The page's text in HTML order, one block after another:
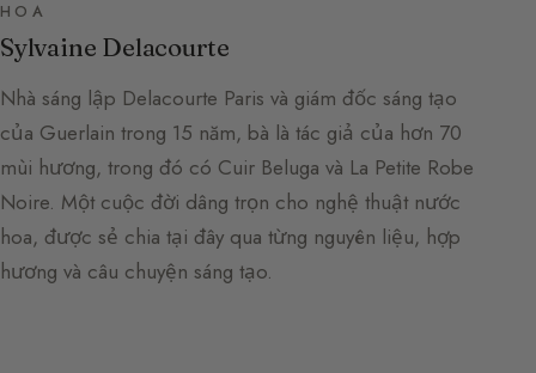
HOA
Sylvaine Delacourte
Nhà sáng lập Delacourte Paris và giám đốc sáng tạo
của Guerlain trong 15 năm, bà là tác giả của hơn 70
mùi hương, trong đó có Cuir Beluga và La Petite Robe
Noire. Một cuộc đời dâng trọn cho nghệ thuật nước
hoa, được sẻ chia tại đây qua từng nguyên liệu, hợp
hương và câu chuyện sáng tạo.